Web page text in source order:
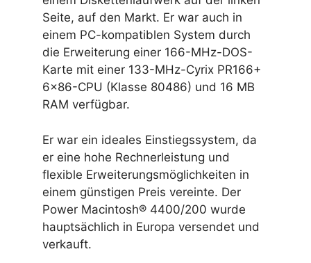
Seite, auf den Markt. Er war auch in
einem PC-kompatiblen System durch
die Erweiterung einer 166-MHz-DOS-
Karte mit einer 133-MHz-Cyrix PR166+
6×86-CPU (Klasse 80486) und 16 MB
RAM verfügbar.
Er war ein ideales Einstiegssystem, da
er eine hohe Rechnerleistung und
flexible Erweiterungsmöglichkeiten in
einem günstigen Preis vereinte. Der
Power Macintosh® 4400/200 wurde
hauptsächlich in Europa versendet und
verkauft.